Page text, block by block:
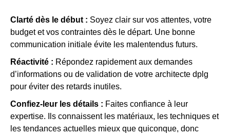
Clarté dès le début : Soyez clair sur vos attentes, votre
budget et vos contraintes dès le départ. Une bonne
communication initiale évite les malentendus futurs.
Réactivité : Répondez rapidement aux demandes
d’informations ou de validation de votre architecte dplg
pour éviter des retards inutiles.
Confiez-leur les détails : Faites confiance à leur
expertise. Ils connaissent les matériaux, les techniques et
les tendances actuelles mieux que quiconque, donc